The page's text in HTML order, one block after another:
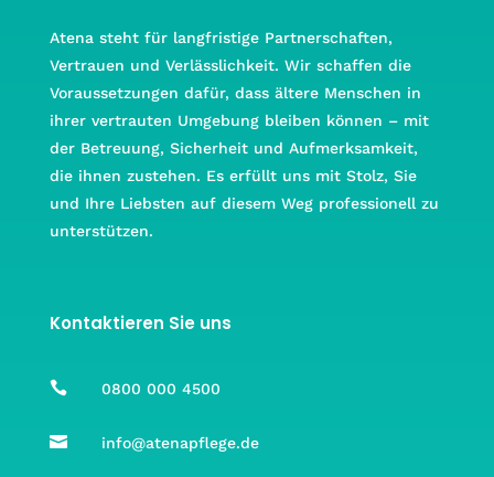
Atena steht für langfristige Partnerschaften,
Vertrauen und Verlässlichkeit. Wir schaffen die
Voraussetzungen dafür, dass ältere Menschen in
ihrer vertrauten Umgebung bleiben können – mit
der Betreuung, Sicherheit und Aufmerksamkeit,
die ihnen zustehen. Es erfüllt uns mit Stolz, Sie
und Ihre Liebsten auf diesem Weg professionell zu
unterstützen.
Kontaktieren Sie uns
 0800 000 4500
 info@atenapflege.de